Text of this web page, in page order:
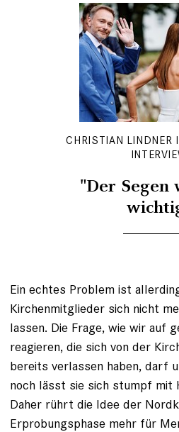
CHRISTIAN LINDNER
"Der Segen
Ein echtes Problem ist
Kirchenmitglieder sich nicht
lassen. Die Frage, wie wir auf
reagieren, die sich von der
bereits verlassen haben, darf
noch lässt sie sich stumpf mit
Daher rührt die Idee der
Erprobungsphase mehr für